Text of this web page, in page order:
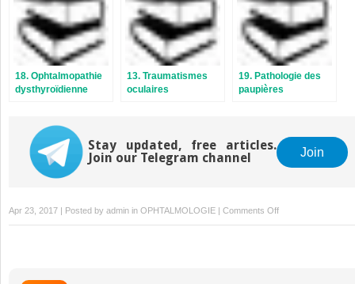
18. Ophtalmopathie
dysthyroïdienne
13. Traumatismes
oculaires
19. Pathologie des
paupières
Stay updated, free articles.
Join our Telegram channel
Join
Apr 23, 2017 | Posted by admin in OPHTALMOLOGIE | Comments Offon
11.